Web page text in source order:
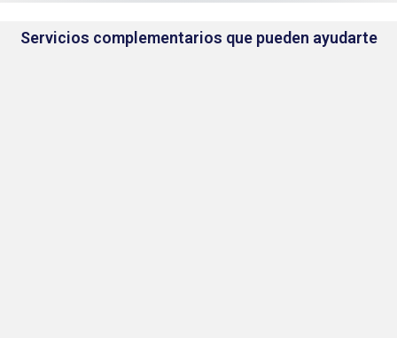
Servicios complementarios que pueden ayudarte